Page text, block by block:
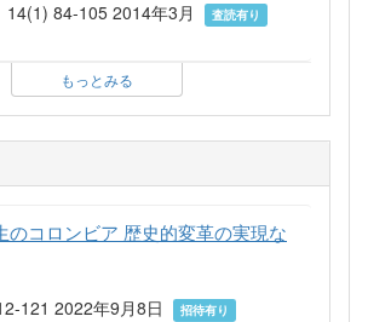
14(1) 84-105 2014年3月
査読有り
もっとみる
のコロンビア 歴史的変革の実現な
121 2022年9月8日
招待有り